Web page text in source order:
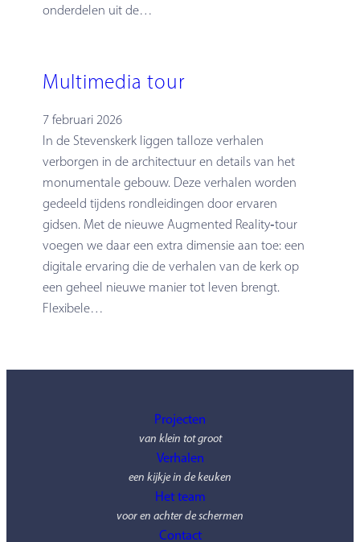
onderdelen uit de…
Multimedia tour
7 februari 2026
In de Stevenskerk liggen talloze verhalen
verborgen in de architectuur en details van het
monumentale gebouw. Deze verhalen worden
gedeeld tijdens rondleidingen door ervaren
gidsen. Met de nieuwe Augmented Reality‑tour
voegen we daar een extra dimensie aan toe: een
digitale ervaring die de verhalen van de kerk op
een geheel nieuwe manier tot leven brengt.
Flexibele…
Projecten
van klein tot groot
Verhalen
een kijkje in de keuken
Het team
voor en achter de schermen
Contact